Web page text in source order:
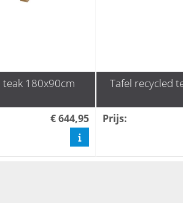
teak 180x90cm
€ 644,95
Tafel recycled
Prijs: